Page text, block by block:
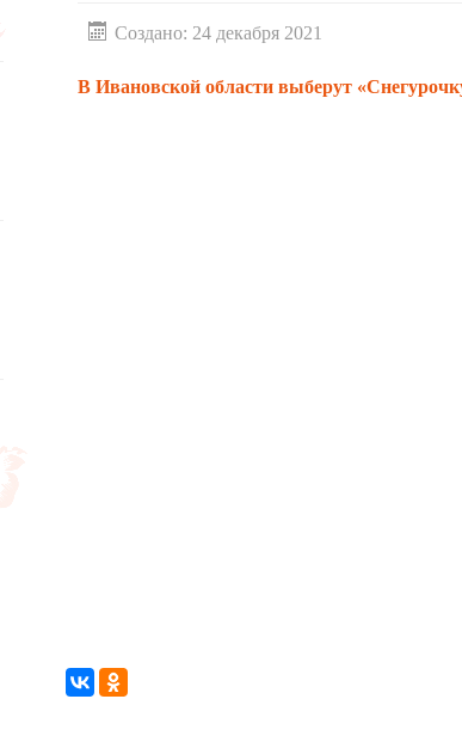
Создано: 24 декабря 2021
В Ивановской области выберут